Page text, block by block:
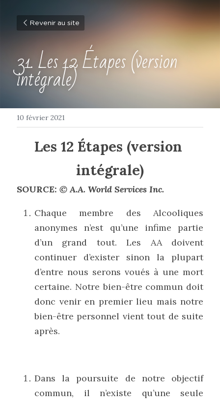
Revenir au site
31. Les 12 Étapes (version
intégrale)
10 février 2021
Les 12 Étapes (version
intégrale)
SOURCE: © A.A. World Services Inc.
Chaque membre des Alcooliques
anonymes n’est qu’une infime partie
d’un grand tout. Les AA doivent
continuer d’exister sinon la plupart
d’entre nous serons voués à une mort
certaine. Notre bien-être commun doit
donc venir en premier lieu mais notre
bien-être personnel vient tout de suite
après.
Dans la poursuite de notre objectif
commun, il n’existe qu’une seule